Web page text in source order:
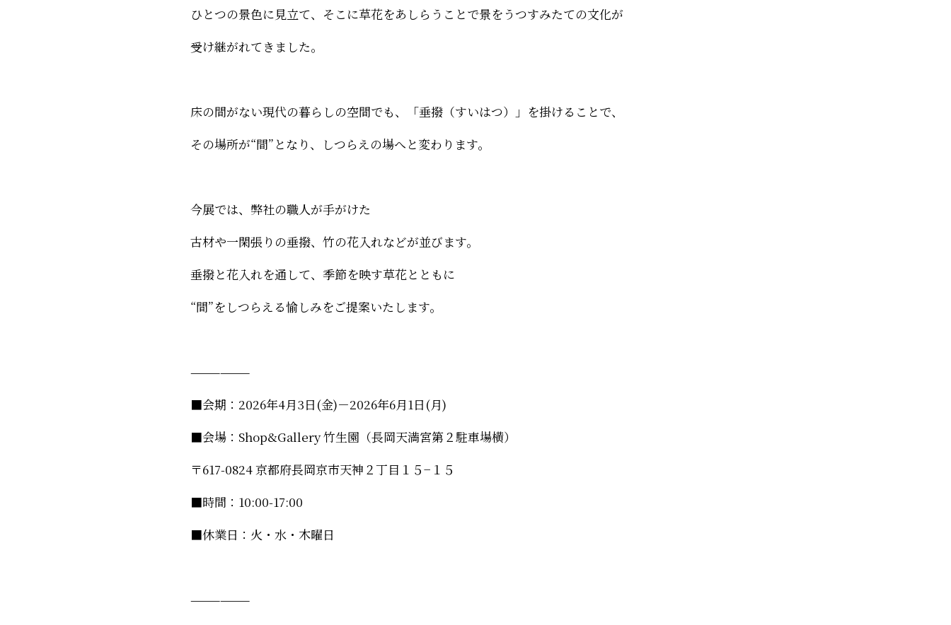
ひとつの景色に見立て、そこに草花をあしらうことで景をうつすみたての文化が
受け継がれてきました。
床の間がない現代の暮らしの空間でも、「垂撥（すいはつ）」を掛けることで、
その場所が“間”となり、しつらえの場へと変わります。
今展では、弊社の職人が手がけた
古材や一閑張りの垂撥、竹の花入れなどが並びます。
垂撥と花入れを通して、季節を映す草花とともに
“間”をしつらえる愉しみをご提案いたします。
——————
■会期：2026年4月3日(金)－2026年6月1日(月)
■会場：Shop&Gallery 竹生園（長岡天満宮第２駐車場横）
〒617-0824 京都府長岡京市天神２丁目１５−１５
■時間：10:00-17:00
■休業日：火・水・木曜日
——————